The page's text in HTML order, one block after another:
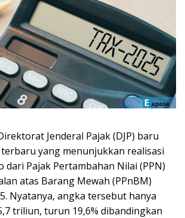
Jenderal Pajak (DJP) baru
yang menunjukkan realisasi
dari Pajak Pertambahan Nilai (PPN)
atas Barang Mewah (PPnBM)
Nyatanya, angka tersebut hanya
triliun, turun 19,6% dibandingkan